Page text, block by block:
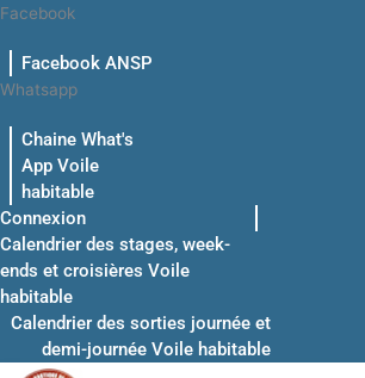
Aller
contenu
Facebook
Facebook ANSP
Whatsapp
Chaine What's
App Voile
habitable
Connexion
Calendrier des stages, week-
ends et croisières Voile
habitable
Calendrier des sorties journée et
demi-journée Voile habitable